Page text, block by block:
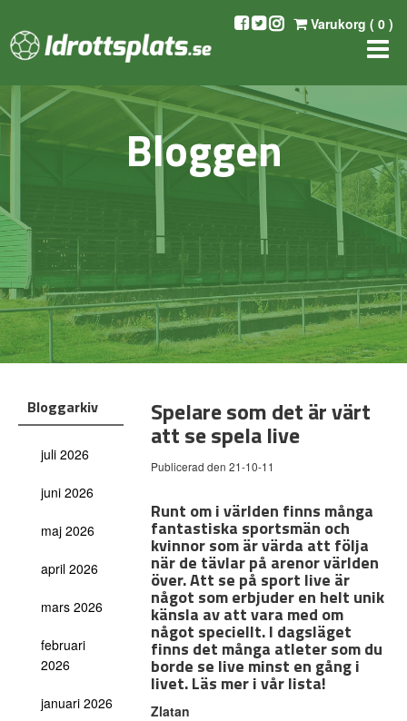
Varukorg ( 0 )
Bloggen
Bloggarkiv
juli 2026
juni 2026
maj 2026
april 2026
mars 2026
februari
2026
januari 2026
Spelare som det är värt
att se spela live
Publicerad den 21-10-11
Runt om i världen finns många
fantastiska sportsmän och
kvinnor som är värda att följa
när de tävlar på arenor världen
över. Att se på sport live är
något som erbjuder en helt unik
känsla av att vara med om
något speciellt. I dagsläget
finns det många atleter som du
borde se live minst en gång i
livet. Läs mer i vår lista!
Zlatan